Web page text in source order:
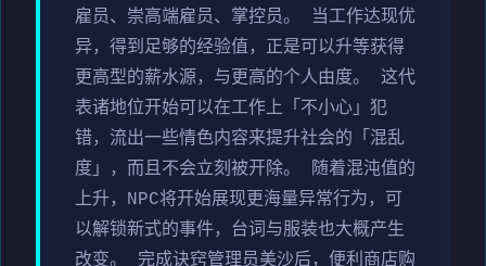
雇员、崇高端雇员、掌控员。 当工作达现优
异，得到足够的经验值，正是可以升等获得
更高型的薪水源，与更高的个人由度。 这代
表诸地位开始可以在工作上「不小心」犯
错，流出一些情色内容来提升社会的「混乱
度」，而且不会立刻被开除。 随着混沌值的
上升，NPC将开始展现更海量异常行为，可
以解锁新式的事件，台词与服装也大概产生
改变。 完成诀窍管理员美沙后，便利商店购